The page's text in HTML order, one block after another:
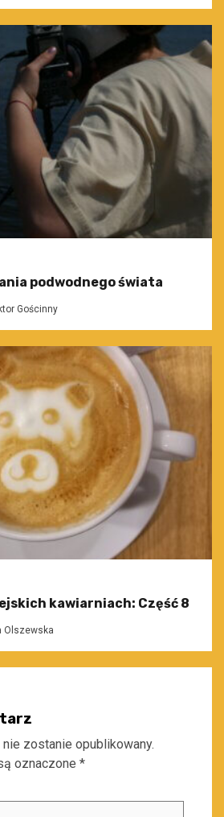
podwodnego świata
Gościnny
kawiarniach: Część 8
Olszewska
zostanie opublikowany.
oznaczone *